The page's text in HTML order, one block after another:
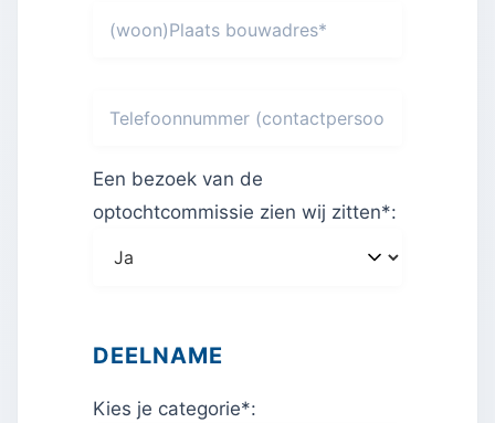
Een bezoek van de
optochtcommissie zien wij zitten*:
DEELNAME
Kies je categorie*: